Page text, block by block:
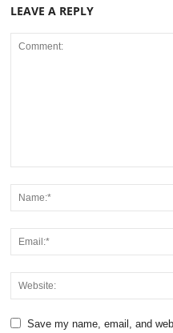
LEAVE A REPLY
Save my name, email, and